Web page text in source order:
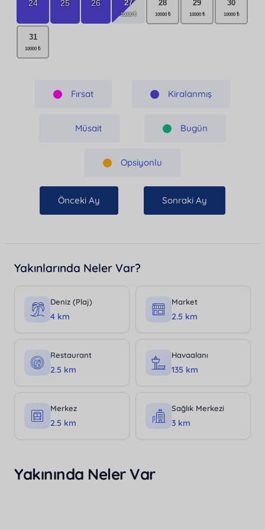
24 25 26 27 28 29 30
31
Fırsat Kiralanmış
Müsait Bugün
Opsiyonlu
Önceki Ay Sonraki Ay
Yakınlarında Neler Var?
Deniz (Plaj)
4 km
Market
2.5 km
Restaurant
2.5 km
Havaalanı
135 km
Merkez
2.5 km
Sağlık Merkezi
3 km
Yakınında Neler Var